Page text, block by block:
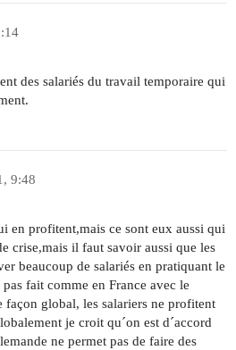
des salariés du travail temporaire qui
9:48
en profitent,mais ce sont eux aussi qui
crise,mais il faut savoir aussi que les
beaucoup de salariés en pratiquant le
fait comme en France avec le
façon global, les salariers ne profitent
je croit qu´on est d´accord
ne permet pas de faire des